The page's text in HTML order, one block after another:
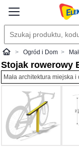
ElektrikoOgród i Dom
Stojak rowerowy
Mała architektura miejska